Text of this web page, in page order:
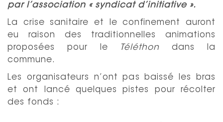
par l’association « syndicat d’initiative ».
La crise sanitaire et le confinement auront
eu raison des traditionnelles animations
proposées pour le
Téléthon dans la
commune.
Les organisateurs n’ont pas baissé les bras
et ont lancé quelques pistes pour récolter
des fonds :